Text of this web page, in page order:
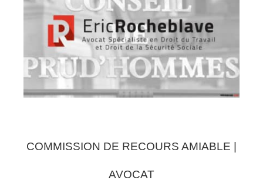
COMMISSION DE RECOURS AMIABLE |
AVOCAT